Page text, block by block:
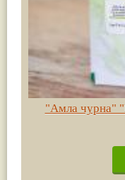
"Амла чурна"